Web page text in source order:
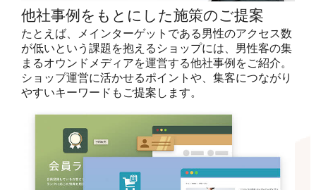
他社事例をもとにした施策のご提案
たとえば、メインターゲットである男性のアクセス数
が低いという課題を抱えるショップには、男性客の集
まるオウンドメディアを運営する他社事例をご紹介。
ショップ運営に活かせるポイントや、集客につながり
やすいキーワードもご提案します。